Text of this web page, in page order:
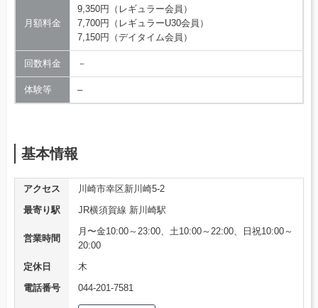
月額料金
9,350円（レギュラー会員）
7,700円（レギュラーU30会員）
7,150円（デイタイム会員）
回数料金 －
体験等 –
基本情報
アクセス
川崎市幸区新川崎5-2
最寄り駅
JR横須賀線 新川崎駅
営業時間
月〜金10:00～23:00、土10:00～22:00、日祝10:00～
20:00
定休日
木
電話番号
044-201-7581